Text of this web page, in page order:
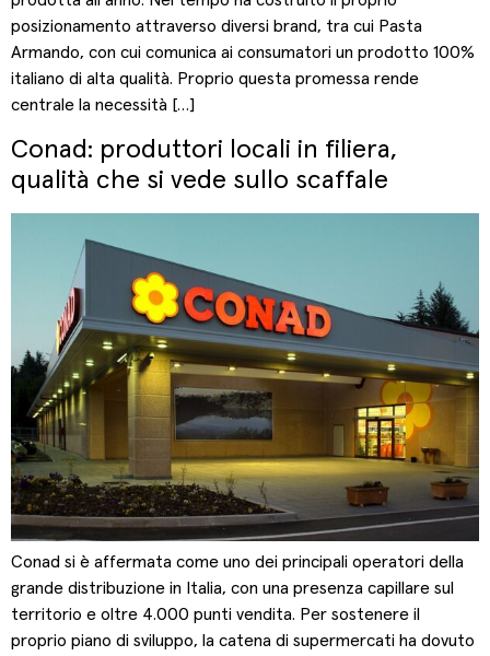
posizionamento attraverso diversi brand, tra cui Pasta
Armando, con cui comunica ai consumatori un prodotto 100%
italiano di alta qualità. Proprio questa promessa rende
centrale la necessità […]
Conad: produttori locali in filiera,
qualità che si vede sullo scaffale
Conad si è affermata come uno dei principali operatori della
grande distribuzione in Italia, con una presenza capillare sul
territorio e oltre 4.000 punti vendita. Per sostenere il
proprio piano di sviluppo, la catena di supermercati ha dovuto